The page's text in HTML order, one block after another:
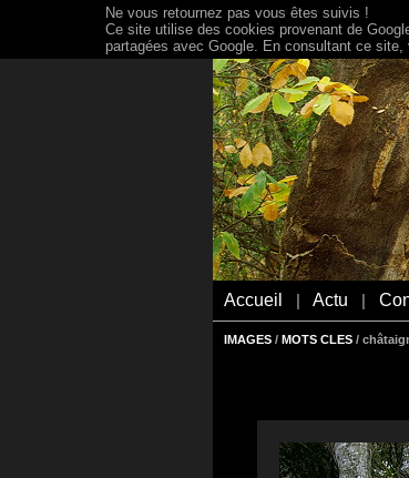
Accueil Actu
IMAGES / MOTS CLES /
Ne vous retournez pas vous êtes suivis !
Ce site utilise des cookies provenant de
partagées avec Google. En consultant ce